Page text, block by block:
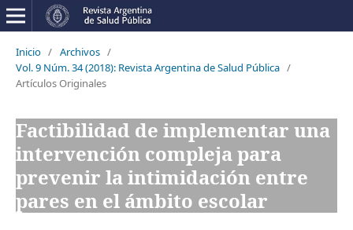
Inicio / Archivos /
Vol. 9 Núm. 34 (2018): Revista Argentina de Salud Pública /
Artículos Originales
Factibilidad de implementar una
intervención compleja para
prevenir la intimidación entre
pares en el ámbito escolar